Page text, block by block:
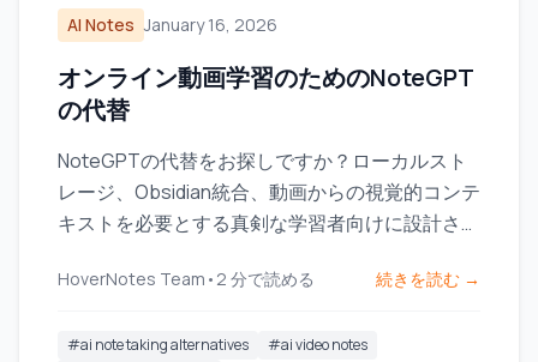
AI Notes January 16, 2026
オンライン動画学習のためのNoteGPT
の代替
NoteGPTの代替をお探しですか？ローカルスト
レージ、Obsidian統合、動画からの視覚的コンテ
キストを必要とする真剣な学習者向けに設計され
HoverNotes Team • 2 分で読める 続きを読む →
#ai note taking alternatives #ai video notes